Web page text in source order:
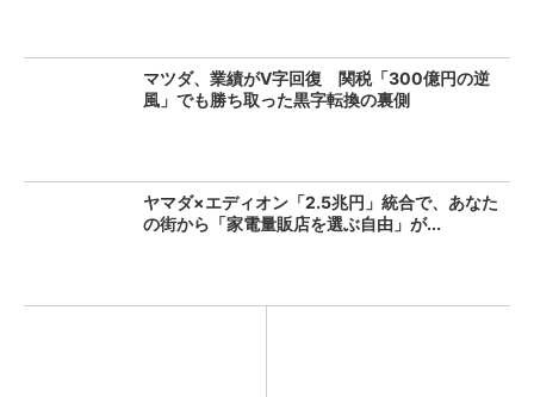
マツダ、業績がV字回復 関税「300億円の逆
風」でも勝ち取った黒字転換の裏側
ヤマダ×エディオン「2.5兆円」統合で、あなた
の街から「家電量販店を選ぶ自由」が...